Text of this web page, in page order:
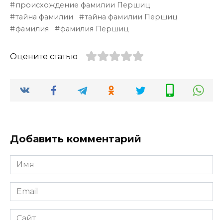
происхождение фамилии Першиц
тайна фамилии
тайна фамилии Першиц
фамилия
фамилия Першиц
Оцените статью
Добавить комментарий
Имя
*
Email
*
Сайт